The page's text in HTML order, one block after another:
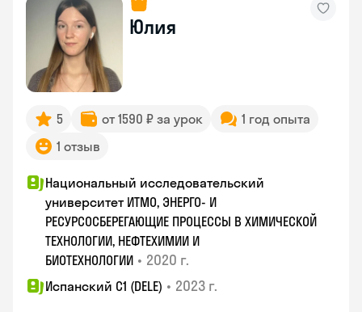
Юлия
5 от 1590 ₽ за урок
1 год опыта
1 отзыв
Национальный исследовательский
университет ИТМО, ЭНЕРГО- И
РЕСУРСОСБЕРЕГАЮЩИЕ ПРОЦЕССЫ В ХИМИЧЕСКОЙ
ТЕХНОЛОГИИ, НЕФТЕХИМИИ И
БИОТЕХНОЛОГИИ • 2020 г.
Испанский С1 (DELE) • 2023 г.